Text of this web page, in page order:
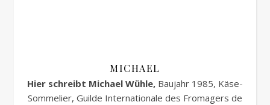
MICHAEL
Hier schreibt Michael Wühle, Baujahr 1985, Käse-
Sommelier, Guilde Internationale des Fromagers de